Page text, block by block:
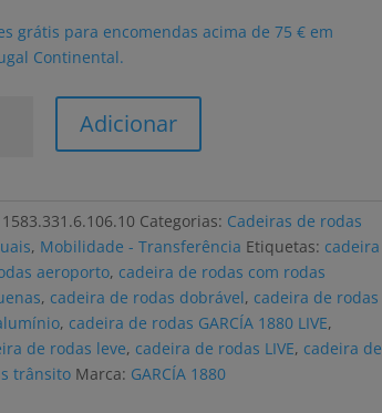
grátis para encomendas acima de 75 € em
Continental.
Adicionar
1583.331.6.106.10 Categorias: Cadeiras de rodas
, Mobilidade - Transferência Etiquetas: cadeira
aeroporto, cadeira de rodas com rodas
, cadeira de rodas dobrável, cadeira de rodas
, cadeira de rodas GARCÍA 1880 LIVE,
de rodas leve, cadeira de rodas LIVE, cadeira de
trânsito Marca: GARCÍA 1880